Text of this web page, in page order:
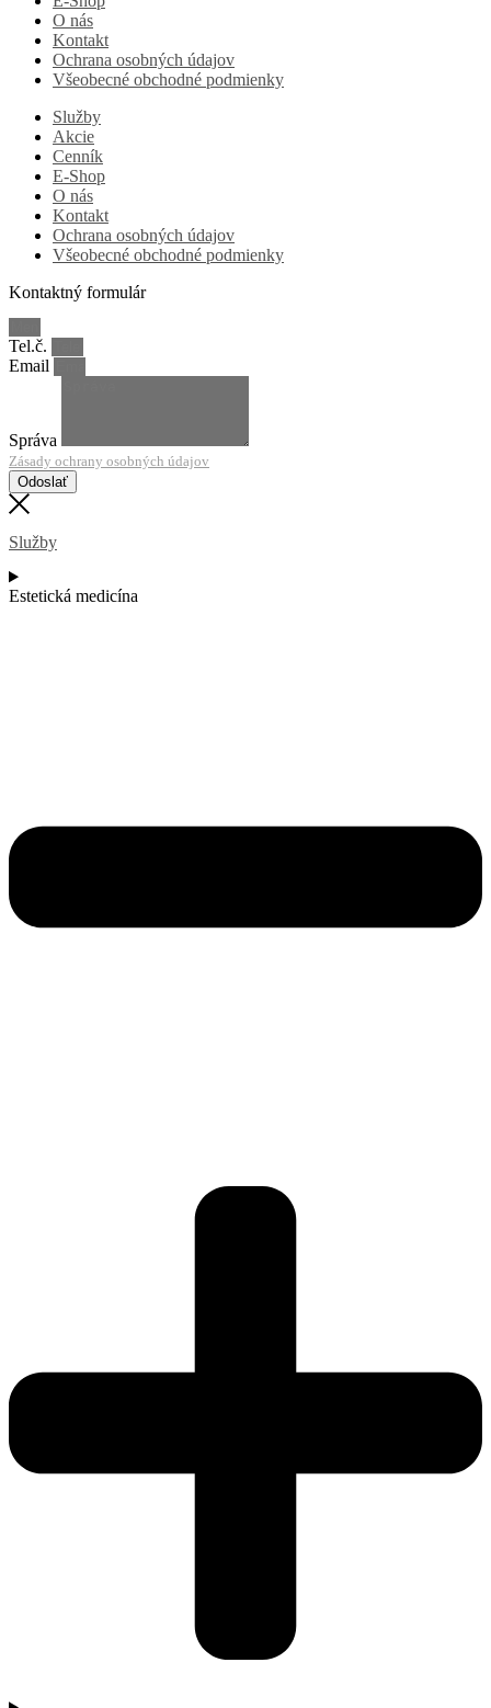
O nás
Kontakt
Ochrana osobných údajov
Všeobecné obchodné podmienky
Služby
Akcie
Cenník
E-Shop
O nás
Kontakt
Ochrana osobných údajov
Všeobecné obchodné podmienky
Kontaktný formulár
Tel.č.
Email
Správa
Zásady ochrany osobných údajov
Odoslať
Služby
Estetická medicína